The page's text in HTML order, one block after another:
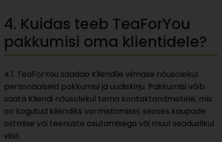
4. Kuidas teeb TeaForYou
pakkumisi oma klientidele?
4.1. TeaForYou saadab Kliendile viimase nõusolekul
personaalseid pakkumisi ja uudiskirju. Pakkumisi võib
saata Kliendi nõusolekul tema kontaktandmetele, mis
on kogutud kliendiks vormistamisel, seoses kaupade
ostmise või teenuste osutamisega või muul seaduslikul
viisil.